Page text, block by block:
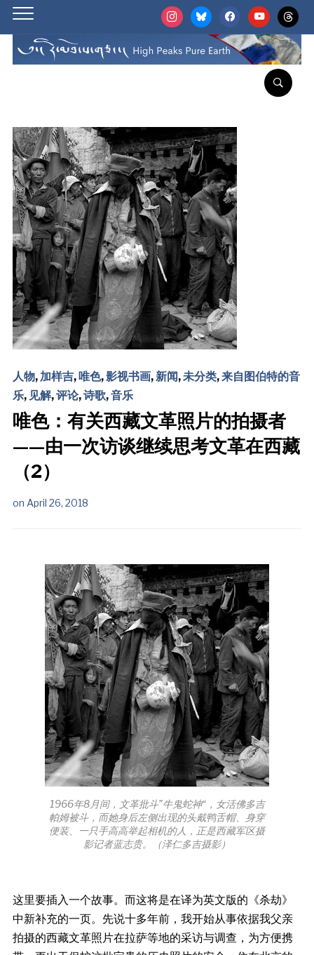
instagrambluesky facebookyoutubethreads
人物, 加样吉,唯色,影视书画,新闻,未分类,来自图伯特的音
乐, 见解,评论,诗歌,音乐
唯色：有关西藏文革照片的拍摄者
——由一次访谈继续思考文革在西藏
（2）
on April 26, 2018
1966年8月间，文革批斗”牛鬼蛇神“，女活佛多吉
帕姆被斗，而她身后左侧出现的头戴鸭舌帽、身穿
便装、一只手高高举起相机的人，正是西藏军区摄
影记者蓝志贵。（泽仁多吉摄影）
这里要插入一个故事。而这将是在译为英文版的《杀劫》
中新补充的一页。先说十多年前，我开始从事依据我父亲
拍摄的西藏文革照片在拉萨等地的采访与调查，为方便携